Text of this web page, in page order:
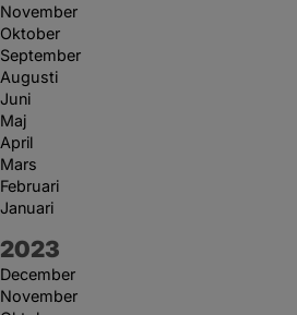
November
Oktober
September
Augusti
Juni
Maj
April
Mars
Februari
Januari
År:
2023
December
November